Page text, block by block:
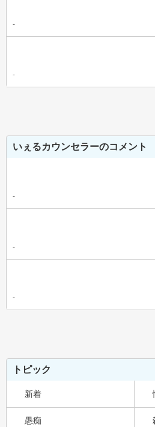
-
-
いぇるカウンセラーのコメント
-
-
-
トピック
新着
愚痴